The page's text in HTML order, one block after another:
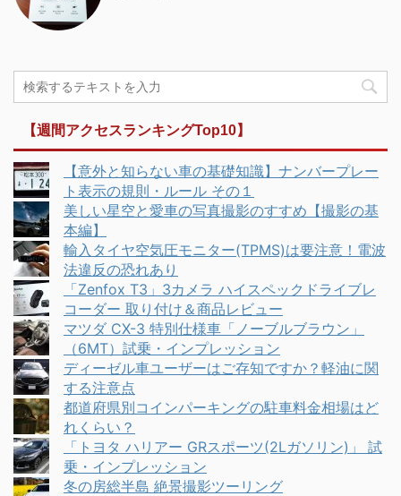
【週間アクセスランキングTop10】
【意外と知らない車の基礎知識】ナンバープレー
ト表示の規則・ルール その１
美しい星空と愛車の写真撮影のすすめ【撮影の基
本編】
輸入タイヤ空気圧モニター(TPMS)は要注意！電波
法違反の恐れあり
「Zenfox T3」3カメラ ハイスペックドライブレ
コーダー 取り付け＆商品レビュー
マツダ CX-3 特別仕様車「ノーブルブラウン」
（6MT）試乗・インプレッション
ディーゼル車ユーザーはご存知ですか？軽油に関
する注意点
都道府県別コインパーキングの駐車料金相場はど
れくらい？
「トヨタ ハリアー GRスポーツ(2Lガソリン)」 試
乗・インプレッション
冬の房総半島 絶景撮影ツーリング